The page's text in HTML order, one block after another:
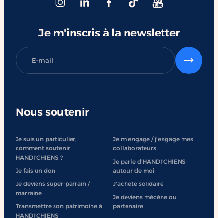
Je m'inscris à la newsletter
Nous soutenir
Je suis un particulier,
comment soutenir
HANDI’CHIENS ?
Je fais un don
Je deviens super-parrain /
marraine
Transmettre son patrimoine à
HANDI’CHIENS
Je m’engage / j’engage mes
collaborateurs
Je parle d’HANDI’CHIENS
autour de moi
J'achète solidaire
Je deviens mécène ou
partenaire